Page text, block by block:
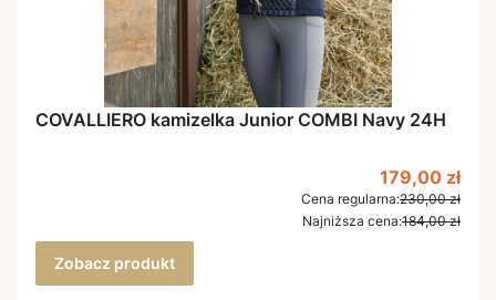
COVALLIERO kamizelka Junior COMBI Navy 24H
Cena
179,00 zł
Cena regularna:230,00 zł
Najniższa cena:184,00 zł
Zobacz produkt